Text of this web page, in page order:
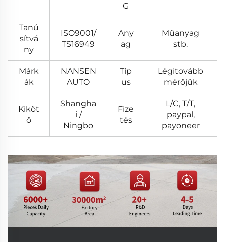
G
Tanú
sítvá
ny
ISO9001/
TS16949
Any
ag
Műanyag
stb.
Márk
ák
NANSEN
AUTO
Típ
us
Légitovább
mérőjük
Kiköt
ő
Shangha
i /
Ningbo
Fize
tés
L/C, T/T,
paypal,
payoneer